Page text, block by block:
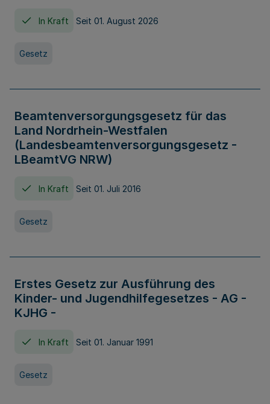
In Kraft Seit 01. August 2026
Gesetz
Beamtenversorgungsgesetz für das
Land Nordrhein-Westfalen
(Landesbeamtenversorgungsgesetz -
LBeamtVG NRW)
In Kraft Seit 01. Juli 2016
Gesetz
Erstes Gesetz zur Ausführung des
Kinder- und Jugendhilfegesetzes - AG -
KJHG -
In Kraft Seit 01. Januar 1991
Gesetz